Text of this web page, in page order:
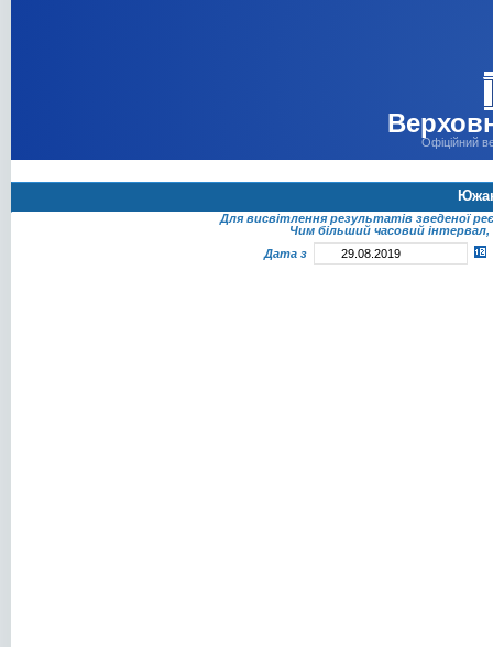
Офіційний
Для висвітлення результатів зведеної
Чим більший часовий інтервал,
Дата з